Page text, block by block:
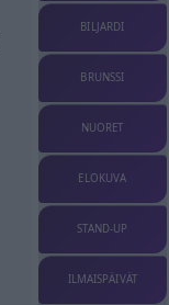
BILJARDI
BRUNSSI
NUORET
ELOKUVA
STAND-UP
ILMAISPÄIVÄT